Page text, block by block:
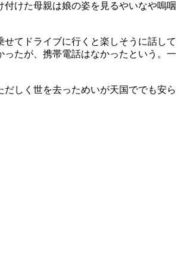
けた母親は娘の姿を見るやいなや嗚咽
てドライブに行くと楽しそうに話して
たが、携帯電話はなかったという。一
しく世を去っためいが天国ででも安ら